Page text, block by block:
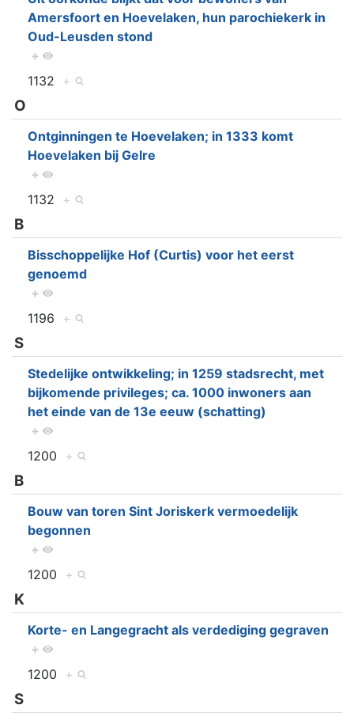
Amersfoort en Hoevelaken, hun parochiekerk in
Oud-Leusden stond
+
1132 +
O
Ontginningen te Hoevelaken; in 1333 komt
Hoevelaken bij Gelre
+
1132 +
B
Bisschoppelijke Hof (Curtis) voor het eerst
genoemd
+
1196 +
S
Stedelijke ontwikkeling; in 1259 stadsrecht, met
bijkomende privileges; ca. 1000 inwoners aan
het einde van de 13e eeuw (schatting)
+
1200 +
B
Bouw van toren Sint Joriskerk vermoedelijk
begonnen
+
1200 +
K
Korte- en Langegracht als verdediging gegraven
+
1200 +
S